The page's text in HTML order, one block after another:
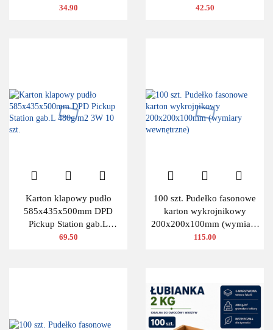
10 szt.
34.90
10 szt.
42.50
Karton klapowy pudło
585x435x500mm DPD
Pickup Station gab.L
480g/m2 3W 10 szt.
69.50
100 szt. Pudełko fasonowe
karton wykrojnikowy
200x200x100mm (wymiary
wewnętrzne)
115.00